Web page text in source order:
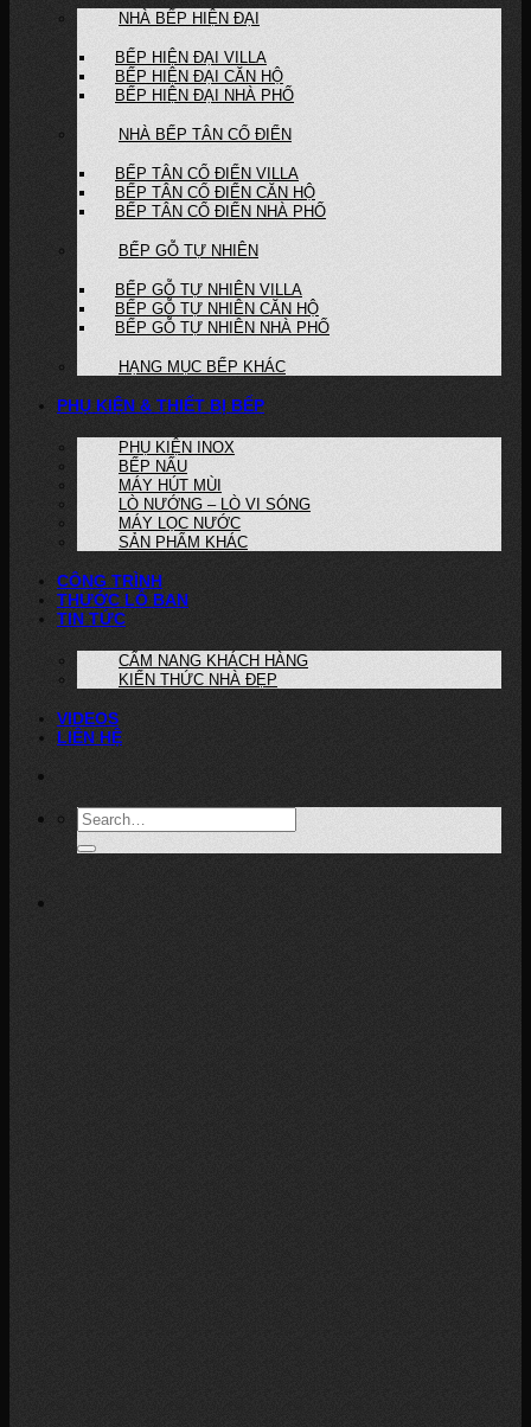
NHÀ BẾP HIỆN ĐẠI
BẾP HIỆN ĐẠI VILLA
BẾP HIỆN ĐẠI CĂN HỘ
BẾP HIỆN ĐẠI NHÀ PHỐ
NHÀ BẾP TÂN CỔ ĐIỂN
BẾP TÂN CỔ ĐIỂN VILLA
BẾP TÂN CỔ ĐIỂN CĂN HỘ
BẾP TÂN CỔ ĐIỂN NHÀ PHỐ
BẾP GỖ TỰ NHIÊN
BẾP GỖ TỰ NHIÊN VILLA
BẾP GỖ TỰ NHIÊN CĂN HỘ
BẾP GỖ TỰ NHIÊN NHÀ PHỐ
HẠNG MỤC BẾP KHÁC
PHỤ KIỆN & THIẾT BỊ BẾP
PHỤ KIỆN INOX
BẾP NẤU
MÁY HÚT MÙI
LÒ NƯỚNG – LÒ VI SÓNG
MÁY LỌC NƯỚC
SẢN PHẨM KHÁC
CÔNG TRÌNH
THƯỚC LỖ BAN
TIN TỨC
CẨM NANG KHÁCH HÀNG
KIẾN THỨC NHÀ ĐẸP
VIDEOS
LIÊN HỆ